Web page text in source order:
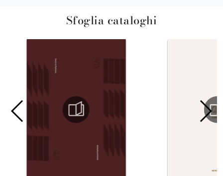
Sfoglia cataloghi